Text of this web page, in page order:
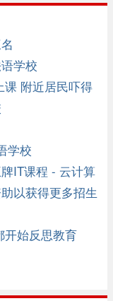
学校
课 附近居民吓得
学校
IT课程 - 云计算
以获得更多招生
开始反思教育